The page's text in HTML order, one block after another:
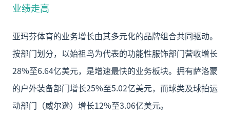
业绩走高
亚玛芬体育的业务增长由其多元化的品牌组合共同驱动。
按部门划分，以始祖鸟为代表的功能性服饰部门营收增长
28%至6.64亿美元，是增速最快的业务板块。拥有萨洛蒙
的户外装备部门增长25%至5.02亿美元，而球类及球拍运
动部门（威尔逊）增长12%至3.06亿美元。